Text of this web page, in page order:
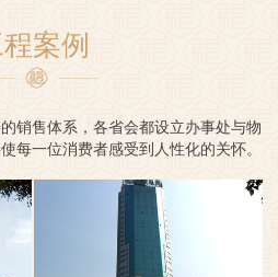
案例
销售体系，各省会都设立办事处与物
每一位消费者感受到人性化的关怀。